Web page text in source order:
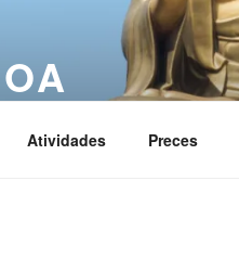
Atividades Preces